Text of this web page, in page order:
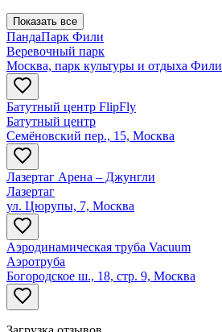
Показать все
ПандаПарк Фили
Веревочный парк
Москва, парк культуры и отдыха Фили
Батутный центр FlipFly
Батутный центр
Семёновский пер., 15, Москва
Лазертаг Арена – Джунгли
Лазертаг
ул. Цюрупы, 7, Москва
Аэродинамическая труба Vacuum
Аэротруба
Богородское ш., 18, стр. 9, Москва